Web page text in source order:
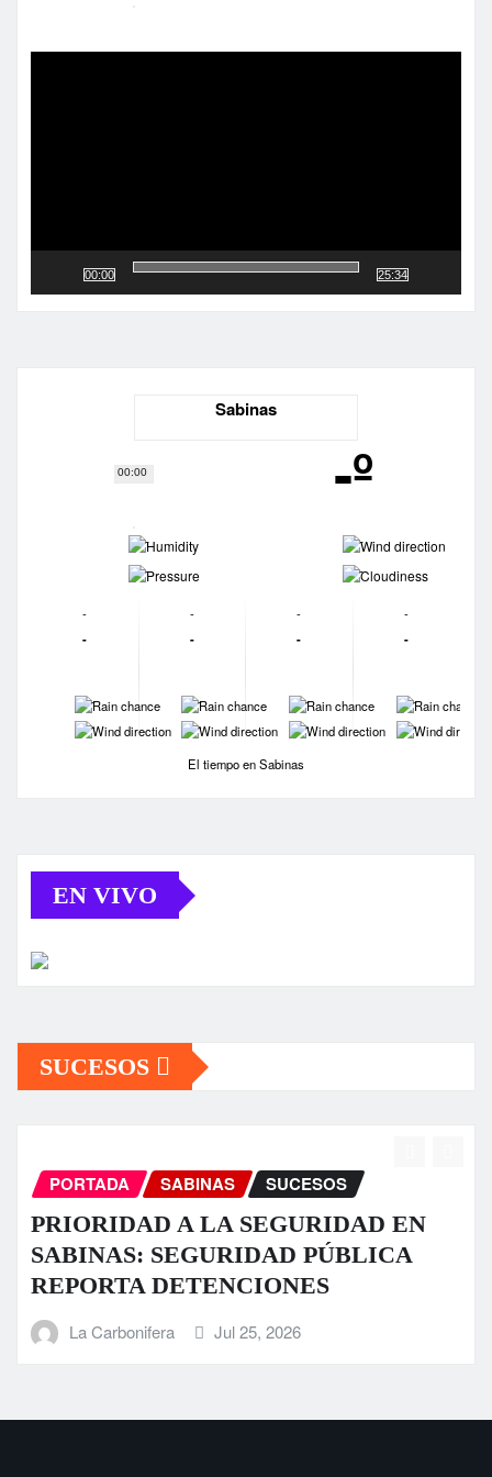
00:00
00:00
25:34
Sabinas
-º
-
-
-
-
-
-
-
-
-
-
-
-
-
-
-
-
-
-
-
-
El tiempo en Sabinas
EN VIVO
SUCESOS
EN
PORTADA SABINAS
Fuerte tromba causa daños en
sectores de Sabinas
La Carbonifera Jul 23, 2026